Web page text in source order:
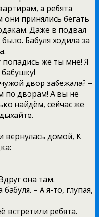
а ребята
принялись бегать
Даже в подвал
Бабуля ходила за
же ты мне! Я
двор забежала? –
по дворам! А вы не
найдём, сейчас же
вернулась домой, К
она там.
– А я-то, глупая,
встретили ребята.